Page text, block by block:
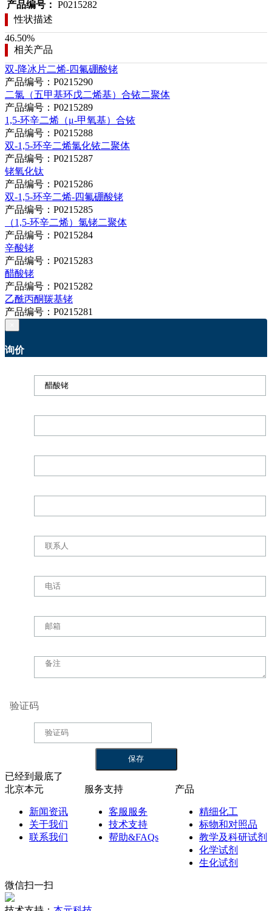
产品编号： P0215282
性状描述
46.50%
相关产品
双-降冰片二烯-四氟硼酸铑
产品编号：P0215290
二氯（五甲基环戊二烯基）合铱二聚体
产品编号：P0215289
1,5-环辛二烯（μ-甲氧基）合铱
产品编号：P0215288
双-1,5-环辛二烯氯化铱二聚体
产品编号：P0215287
铑氧化钛
产品编号：P0215286
双-1,5-环辛二烯-四氟硼酸铑
产品编号：P0215285
（1,5-环辛二烯）氯铑二聚体
产品编号：P0215284
辛酸铑
产品编号：P0215283
醋酸铑
产品编号：P0215282
乙酰丙酮羰基铑
产品编号：P0215281
询价
验证码
已经到最底了
北京本元
新闻资讯
关于我们
联系我们
服务支持
客服服务
技术支持
帮助&FAQs
产品
精细化工
标物和对照品
教学及科研试剂
化学试剂
生化试剂
微信扫一扫